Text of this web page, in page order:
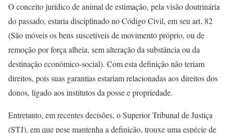
O conceito jurídico de animal de estimação, pela visão doutrinária
do passado, estaria disciplinado no Código Civil, em seu art. 82
(São móveis os bens suscetíveis de movimento próprio, ou de
remoção por força alheia, sem alteração da substância ou da
destinação econômico-social). Com esta definição não teriam
direitos, pois suas garantias estariam relacionadas aos direitos dos
donos, ligado aos institutos da posse e propriedade.
Entretanto, em recentes decisões, o Superior Tribunal de Justiça
(STJ), em que pese mantenha a definição, trouxe uma espécie de